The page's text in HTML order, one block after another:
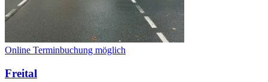
Online Terminbuchung möglich
Freital